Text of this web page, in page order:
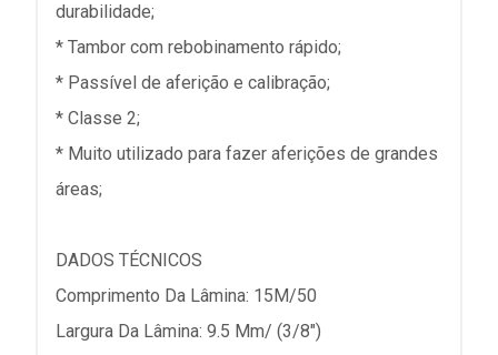
durabilidade;
* Tambor com rebobinamento rápido;
* Passível de aferição e calibração;
* Classe 2;
* Muito utilizado para fazer aferições de grandes
áreas;
DADOS TÉCNICOS
Comprimento Da Lâmina: 15M/50
Largura Da Lâmina: 9.5 Mm/ (3/8")